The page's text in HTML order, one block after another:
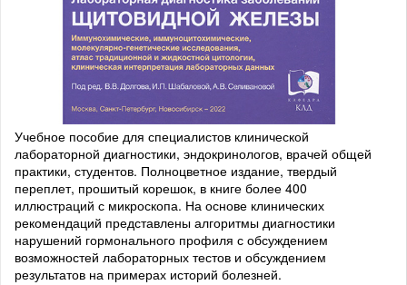
Учебное пособие для специалистов клинической
лабораторной диагностики, эндокринологов, врачей общей
практики, студентов. Полноцветное издание, твердый
переплет, прошитый корешок, в книге более 400
иллюстраций с микроскопа. На основе клинических
рекомендаций представлены алгоритмы диагностики
нарушений гормонального профиля с обсуждением
возможностей лабораторных тестов и обсуждением
результатов на примерах историй болезней.